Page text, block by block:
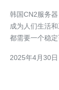
韩国CN2服务器：诚信保障
成为人们生活
都需要一个稳
采用先进的硬件
2025年4月30日